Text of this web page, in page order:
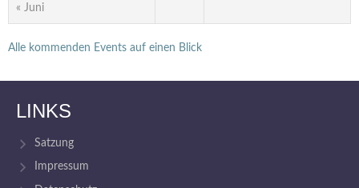
« Juni
Alle kommenden Events auf einen Blick
LINKS
Satzung
Impressum